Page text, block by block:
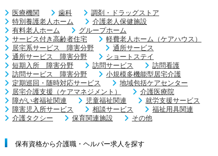
医療機関 歯科
調剤・ドラッグストア
特別養護老人ホーム
介護老人保健施設
有料老人ホーム
グループホーム
サービス付き高齢者住宅
軽費老人ホーム（ケアハウス）
居宅系サービス 障害分野
通所サービス
通所サービス 障害分野
ショートステイ
短期入所 障害分野
訪問サービス
訪問看護
訪問サービス 障害分野
小規模多機能型居宅介護
定期巡回・随時対応サービス
地域包括ケアセンター
居宅介護支援（ケアマネジメント）
介護医療院
障がい者福祉関連
児童福祉関連
就労支援サービス
障害児入所サービス
相談サービス
福祉用具関連
介護タクシー
保育関連施設 その他
保有資格から介護職・ヘルパー求人を探す